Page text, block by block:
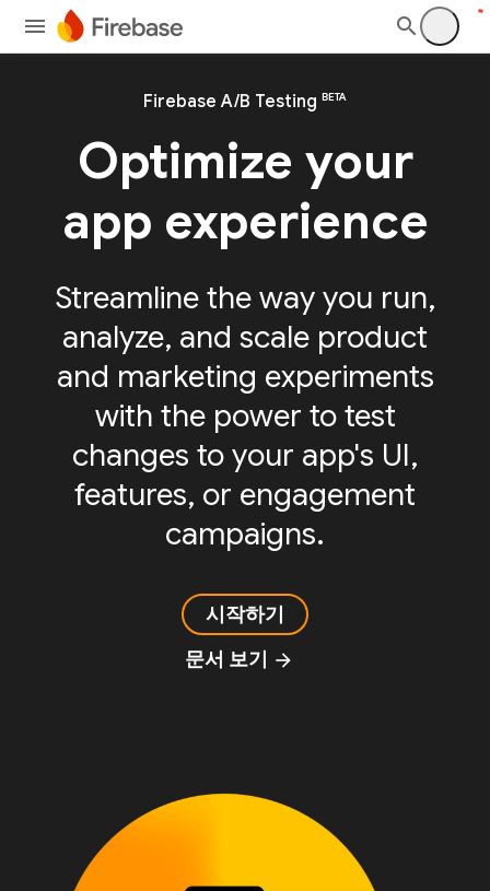
Firebase A/B Testing BETA
Optimize your
app experience
Streamline the way you run,
analyze, and scale product
and marketing experiments
with the power to test
changes to your app's UI,
features, or engagement
campaigns.
시작하기
문서 보기
arrow_forward